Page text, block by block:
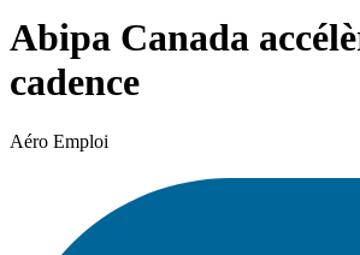
Abipa Canada
cadence
Aéro Emploi